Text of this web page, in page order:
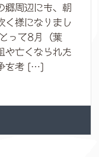
郷周辺にも、朝
く様になりまし
って8月（葉
や亡くなられた
を考 […]